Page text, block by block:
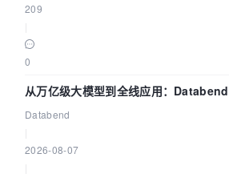
209
0
从万亿级大模型到全线应用：
企业构建全链路 Trace 数据管道
Databend
2026-08-07